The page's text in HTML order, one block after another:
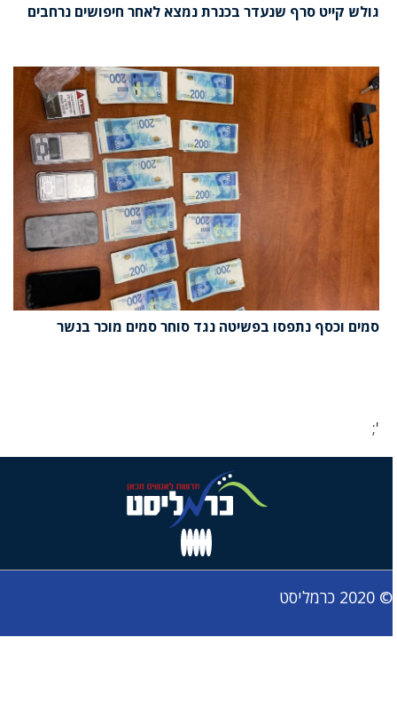
גולש קייט סרף שנעדר בכנרת נמצא לאחר חיפושים נרחבים
סמים וכסף נתפסו בפשיטה נגד סוחר סמים מוכר בנשר
';
© 2020 כרמליסט